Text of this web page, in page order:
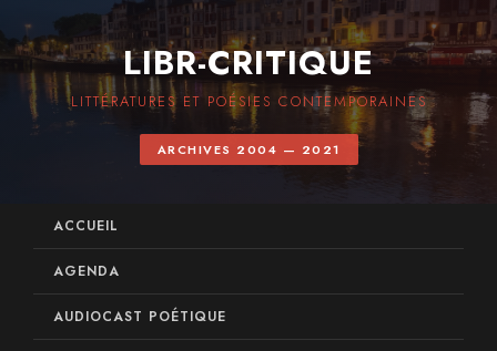
LIBR-CRITIQUE
LITTÉRATURES ET POÉSIES CONTEMPORAINES
ARCHIVES 2004 — 2021
ACCUEIL
AGENDA
AUDIOCAST POÉTIQUE